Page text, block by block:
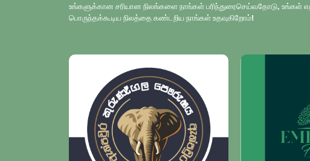
உங்களுக்கான சரியான நிலங்களை நாங்கள் பரிந்துரைசெய்வதோடு, உங்கள்
பொருந்தக்கூடிய நிலத்தை கண்டறிய நாங்கள் உதவுகிறோம்!